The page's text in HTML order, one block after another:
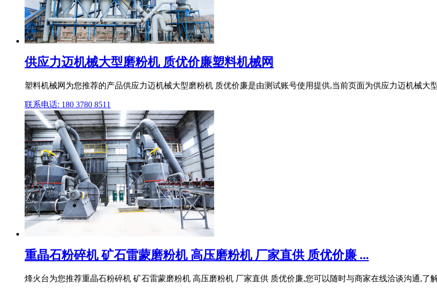
供应力迈机械大型磨粉机 质优价廉塑料机械网
塑料机械网为您推荐的产品供应力迈机械大型磨粉机 质优价廉是由测试账号使用提供,当前页面为供应力迈机械大
联系电话: 180 3780 8511
重晶石粉碎机 矿石雷蒙磨粉机 高压磨粉机 厂家直供 质优价廉 ...
烽火台为您推荐重晶石粉碎机 矿石雷蒙磨粉机 高压磨粉机 厂家直供 质优价廉,您可以随时与商家在线洽谈沟通,了